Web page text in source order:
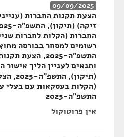
09/09/2025
הצעת תקנות החברות
החברות (הקלות לחברות
רשומים למסחר בבורסה
התשפ"ה-2025,
ותנאים לעניין הליך אישור
(הקלות בעסקאות עם בעלי
התשפ"ה-2025
אין פרוטוקול